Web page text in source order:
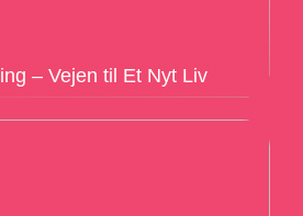
– Vejen til Et Nyt Liv